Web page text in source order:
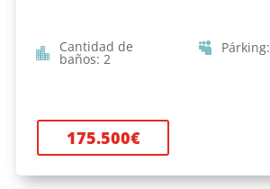
Cantidad de
baños: 2
Párking:
175.500€